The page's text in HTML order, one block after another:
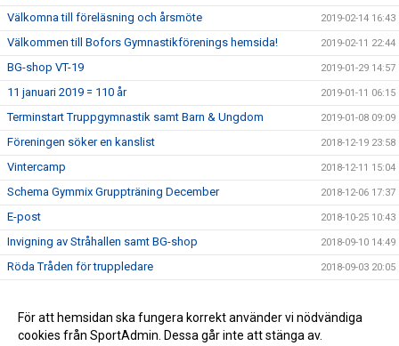
Välkomna till föreläsning och årsmöte 2019-02-14 16:43
Välkommen till Bofors Gymnastikförenings hemsida! 2019-02-11 22:44
BG-shop VT-19 2019-01-29 14:57
11 januari 2019 = 110 år 2019-01-11 06:15
Terminstart Truppgymnastik samt Barn & Ungdom 2019-01-08 09:09
Föreningen söker en kanslist 2018-12-19 23:58
Vintercamp 2018-12-11 15:04
Schema Gymmix Gruppträning December 2018-12-06 17:37
E-post 2018-10-25 10:43
Invigning av Stråhallen samt BG-shop 2018-09-10 14:49
Röda Tråden för truppledare 2018-09-03 20:05
Vecka 36 drar höstterminen 2018 igång 2018-08-21 18:11
Medaljer till Rosorna på Mellansvenska Mästerskapen 2018-08-20 16:29
För att hemsidan ska fungera korrekt använder vi nödvändiga
cookies från SportAdmin. Dessa går inte att stänga av.